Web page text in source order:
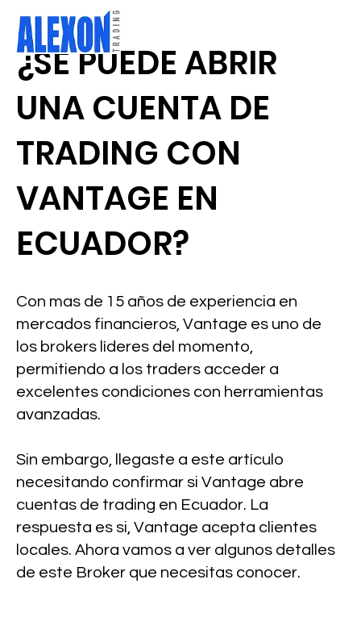
¿SE PUEDE ABRIR
UNA CUENTA DE
TRADING CON
VANTAGE EN
ECUADOR?
Con mas de 15 años de experiencia en
mercados financieros, Vantage es uno de
los brokers líderes del momento,
permitiendo a los traders acceder a
excelentes condiciones con herramientas
avanzadas.
Sin embargo, llegaste a este artículo
necesitando confirmar si Vantage abre
cuentas de trading en Ecuador. La
respuesta es si, Vantage acepta clientes
locales. Ahora vamos a ver algunos detalles
de este Broker que necesitas conocer.